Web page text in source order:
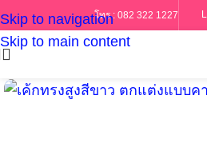
Skip to navigation
Skip to main content
โทร : 082 322 1227